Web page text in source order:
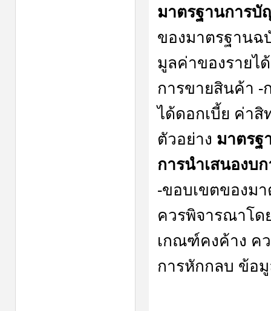
มาตรฐานการบั
ของมาตรฐานฉ
มูลค่าของรายไ
การขายสินค้า -
ได้ดอกเบี้ย ค่าสิ
ตัวอย่าง มาตรฐ
การนำเสนองบก
-ขอบเขตของม
ควรพิจารณาโด
เกณฑ์คงค้าง ค
การหักกลบ ข้อมู